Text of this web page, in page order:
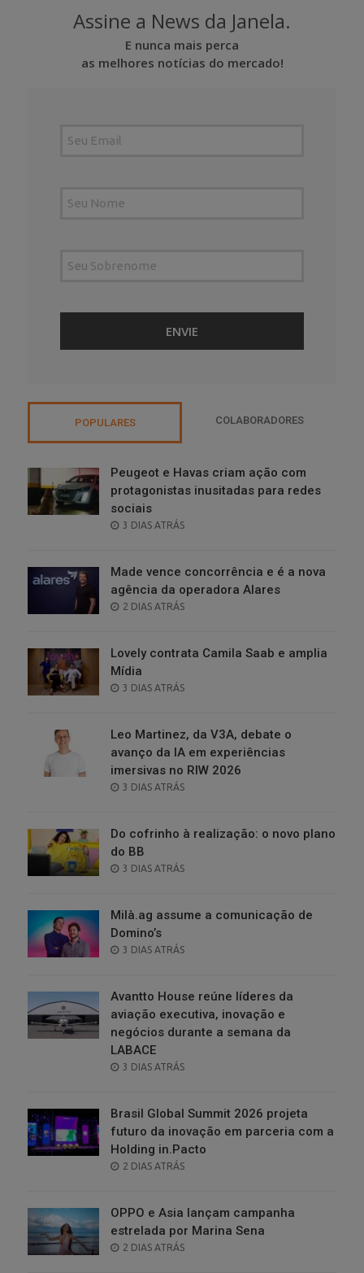
Assine a News da Janela.
E nunca mais perca
as melhores notícias do mercado!
POPULARES COLABORADORES
Peugeot e Havas criam ação com
protagonistas inusitadas para redes
sociais
POSTED
3 DIAS ATRÁS
Made vence concorrência e é a nova
agência da operadora Alares
POSTED
2 DIAS ATRÁS
Lovely contrata Camila Saab e amplia
Mídia
POSTED
3 DIAS ATRÁS
Leo Martinez, da V3A, debate o
avanço da IA em experiências
imersivas no RIW 2026
POSTED
3 DIAS ATRÁS
Do cofrinho à realização: o novo plano
do BB
POSTED
3 DIAS ATRÁS
Milà.ag assume a comunicação de
Domino’s
POSTED
3 DIAS ATRÁS
Avantto House reúne líderes da
aviação executiva, inovação e
negócios durante a semana da
LABACE
POSTED
3 DIAS ATRÁS
Brasil Global Summit 2026 projeta
futuro da inovação em parceria com a
Holding in.Pacto
POSTED
2 DIAS ATRÁS
OPPO e Asia lançam campanha
estrelada por Marina Sena
POSTED
2 DIAS ATRÁS